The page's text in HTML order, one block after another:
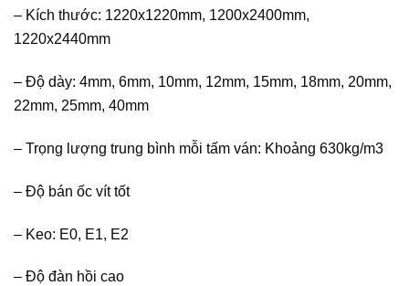
– Kích thước: 1220x1220mm, 1200x2400mm,
1220x2440mm
– Độ dày: 4mm, 6mm, 10mm, 12mm, 15mm, 18mm, 20mm,
22mm, 25mm, 40mm
– Trọng lượng trung bình mỗi tấm ván: Khoảng 630kg/m3
– Độ bán ốc vít tốt
– Keo: E0, E1, E2
– Độ đàn hồi cao